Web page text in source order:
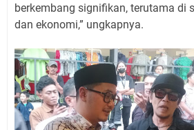
berkembang signifikan, terutama di
dan ekonomi,” ungkapnya.